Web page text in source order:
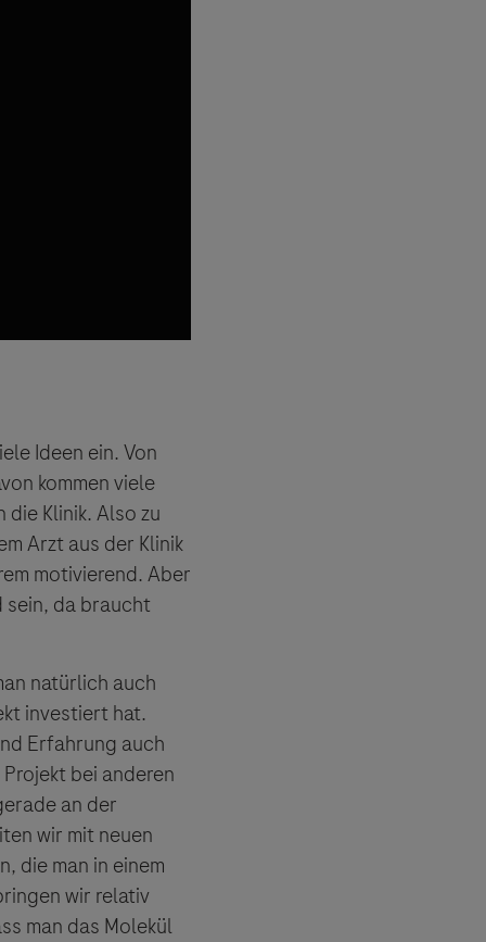
Ideen ein. Von
kommen viele
Klinik. Also zu
Arzt aus der Klinik
motivierend. Aber
sein, da braucht
natürlich auch
investiert hat.
Erfahrung auch
bei anderen
an der
wir mit neuen
die man in einem
wir relativ
man das Molekül
Dritter
und